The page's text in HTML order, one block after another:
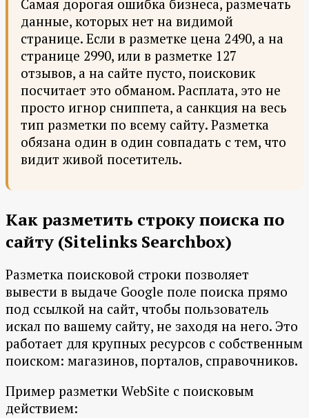
Самая дорогая ошибка бизнеса, размечать
данные, которых нет на видимой
странице. Если в разметке цена 2490, а на
странице 2990, или в разметке 127
отзывов, а на сайте пусто, поисковик
посчитает это обманом. Расплата, это не
просто игнор сниппета, а санкция на весь
тип разметки по всему сайту. Разметка
обязана один в один совпадать с тем, что
видит живой посетитель.
Как разметить строку поиска по
сайту (Sitelinks Searchbox)
Разметка поисковой строки позволяет
вывести в выдаче Google поле поиска прямо
под ссылкой на сайт, чтобы пользователь
искал по вашему сайту, не заходя на него. Это
работает для крупных ресурсов с собственным
поиском: магазинов, порталов, справочников.
Пример разметки WebSite с поисковым
действием: